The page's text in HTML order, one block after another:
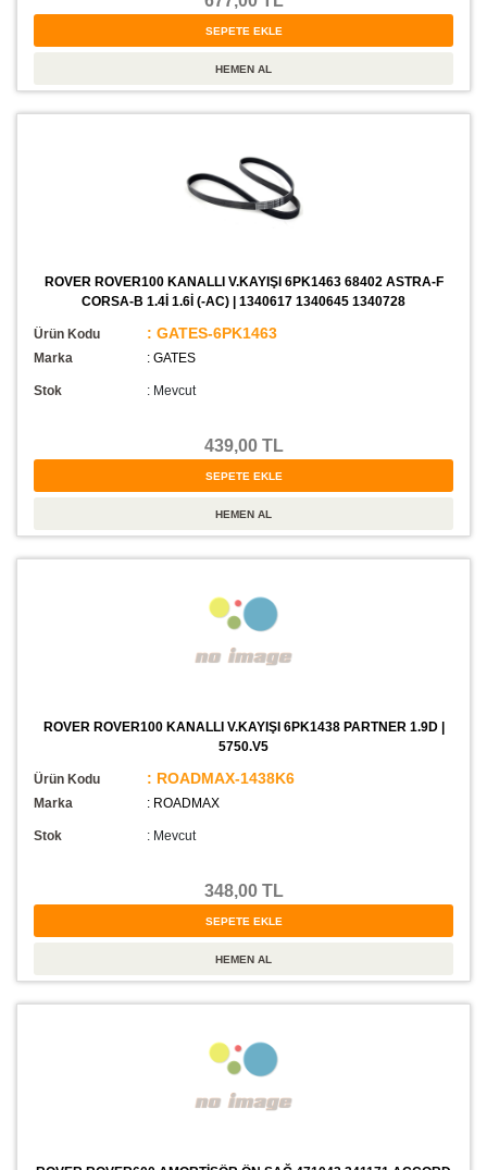
ROVER ROVER100 KANALLI V.KAYIŞI 6PK1463 68402 ASTRA-F
CORSA-B 1.4İ 1.6İ (-AC) | 1340617 1340645 1340728
Ürün Kodu : GATES-6PK1463
Marka : GATES
Stok : Mevcut
439,00 TL
ROVER ROVER100 KANALLI V.KAYIŞI 6PK1438 PARTNER 1.9D |
5750.V5
Ürün Kodu : ROADMAX-1438K6
Marka : ROADMAX
Stok : Mevcut
348,00 TL